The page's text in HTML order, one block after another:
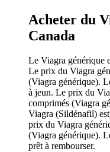
Acheter du
Canada
Le Viagra générique
Le prix du Viagra
(Viagra générique).
à jeun. Le prix du
comprimés (Viagra
Viagra (Sildénafil)
prix du Viagra
(Viagra générique).
prêt à rembourser.